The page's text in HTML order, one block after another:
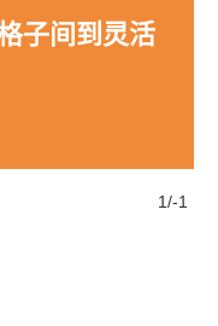
子间到灵活
1/-1